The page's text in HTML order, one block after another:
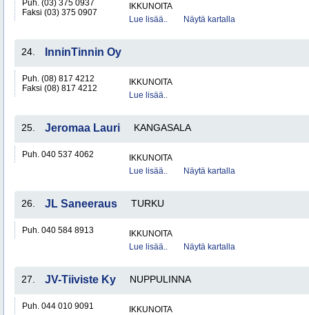
Puh. (03) 375 0937
Faksi (03) 375 0907
IKKUNOITA
Lue lisää..
Näytä kartalla
24. InninTinnin Oy
Puh. (08) 817 4212
Faksi (08) 817 4212
IKKUNOITA
Lue lisää..
25. Jeromaa Lauri KANGASALA
Puh. 040 537 4062
IKKUNOITA
Lue lisää..
Näytä kartalla
26. JL Saneeraus TURKU
Puh. 040 584 8913
IKKUNOITA
Lue lisää..
Näytä kartalla
27. JV-Tiiviste Ky NUPPULINNA
Puh. 044 010 9091
IKKUNOITA